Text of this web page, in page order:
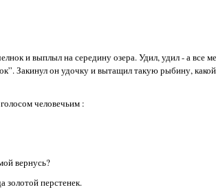
и выплыл на середину озера. Удил, удил - а все
Закинул он удочку и вытащил такую рыбину,
человечьим :
вернусь?
золотой перстенек.